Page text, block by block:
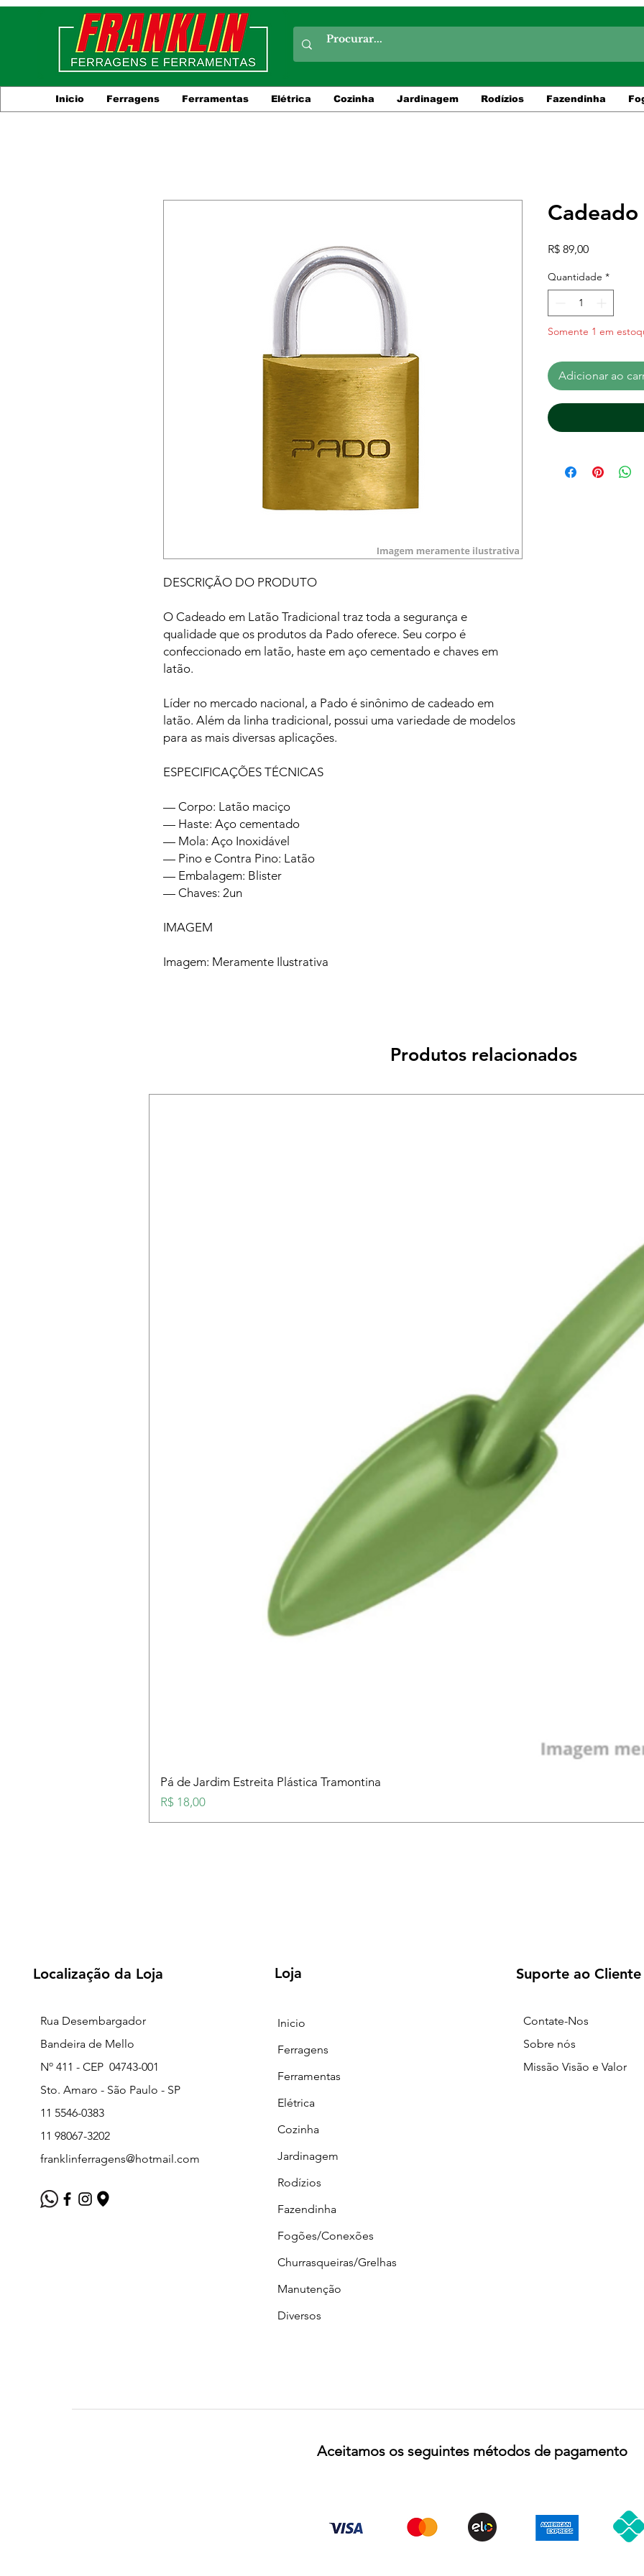
Inicio Ferragens Ferramentas Elétrica Cozinha Jardinagem Rodízios Fazendinha
DESCRIÇÃO DO PRODUTO
O Cadeado em Latão Tradicional traz toda a segurança e
qualidade que os produtos da Pado oferece. Seu corpo é
confeccionado em latão, haste em aço cementado e chaves em
latão.
Líder no mercado nacional, a Pado é sinônimo de cadeado em
latão. Além da linha tradicional, possui uma variedade de modelos
para as mais diversas aplicações.
ESPECIFICAÇÕES TÉCNICAS
— Corpo: Latão maciço
— Haste: Aço cementado
— Mola: Aço Inoxidável
— Pino e Contra Pino: Latão
— Embalagem: Blister
— Chaves: 2un
IMAGEM
Imagem: Meramente Ilustrativa
R$ 89,00Preço
Quantidade *
Somente 1 em
Adicionar ao
Produtos relacionados
Pá de Jardim Estreita Plástica Tramontina
Preço
R$ 18,00
Localização da Loja
Rua Desembargador
Bandeira de Mello
Nº 411 - CEP 04743-001
Sto. Amaro - São Paulo - SP
11 5546-0383
11 98067-3202
franklinferragens@hotmail.com
Loja
Inicio
Ferragens
Ferramentas
Elétrica
Cozinha
Jardinagem
Rodízios
Fazendinha
Fogões/Conexões
Churrasqueiras/Grelhas
Manutenção
Diversos
Suporte ao Cliente
Contate-Nos
Sobre nós
Missão Visão e Valor
Aceitamos os seguintes métodos de pagamento